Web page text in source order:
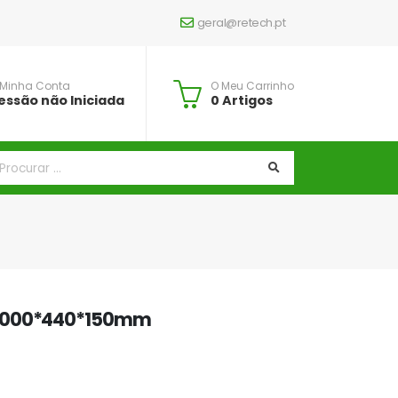
geral@retech.pt
Conta
não Iniciada
O Meu Carrinho
0 Artigos